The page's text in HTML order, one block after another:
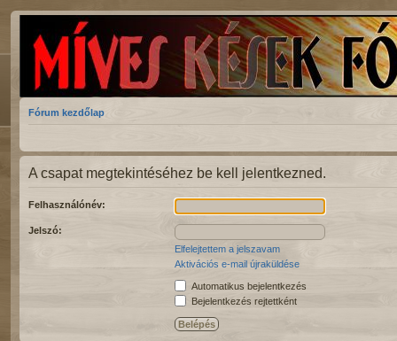
Fórum kezdőlap
A csapat megtekintéséhez be kell jelentkezned.
Felhasználónév:
Jelszó:
Elfelejtettem a jelszavam
Aktivációs e-mail újraküldése
Automatikus bejelentkezés
Bejelentkezés rejtettként